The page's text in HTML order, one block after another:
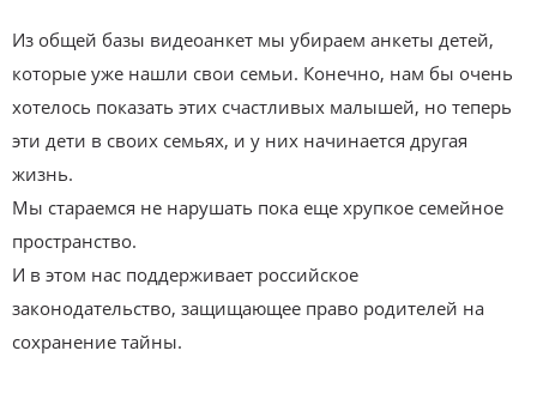
Из общей базы видеоанкет мы убираем анкеты детей,
которые уже нашли свои семьи. Конечно, нам бы очень
хотелось показать этих счастливых малышей, но теперь
эти дети в своих семьях, и у них начинается другая
жизнь.
Мы стараемся не нарушать пока еще хрупкое семейное
пространство.
И в этом нас поддерживает российское
законодательство, защищающее право родителей на
сохранение тайны.